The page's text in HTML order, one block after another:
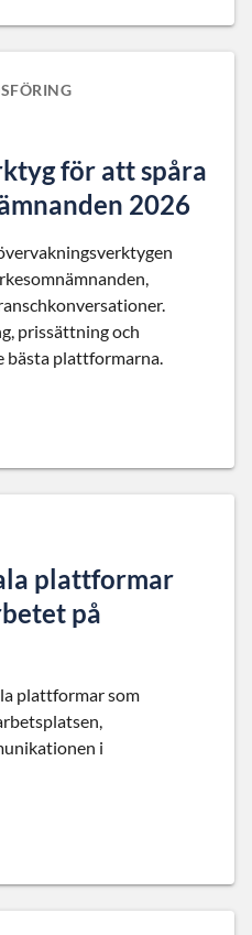
för att spåra
2026
prissättning och
bästa plattformarna.
plattformar
på
plattformar som
i